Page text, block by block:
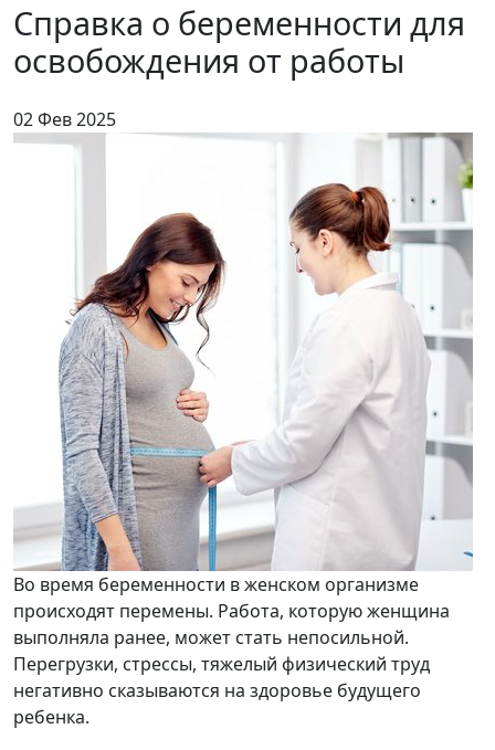
Справка о беременности для
освобождения от работы
02 Фев 2025
Во время беременности в женском организме
происходят перемены. Работа, которую женщина
выполняла ранее, может стать непосильной.
Перегрузки, стрессы, тяжелый физический труд
негативно сказываются на здоровье будущего
ребенка.